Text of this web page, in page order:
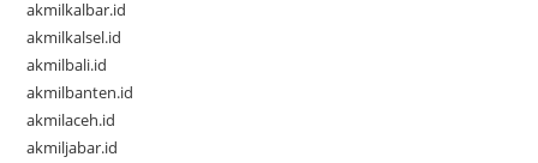
akmilkalbar.id
akmilkalsel.id
akmilbali.id
akmilbanten.id
akmilaceh.id
akmiljabar.id